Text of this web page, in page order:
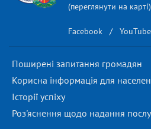
(переглянути на карті)
Facebook / YouTube
Поширені запитання громадян
Корисна інформація для
Історії успіху
Роз'яснення щодо надання